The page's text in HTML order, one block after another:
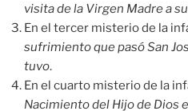
visita de la Virgen Madre a
En el tercer misterio de la
sufrimiento que pasó San
tuvo.
En el cuarto misterio de la
Nacimiento del Hijo de Dios